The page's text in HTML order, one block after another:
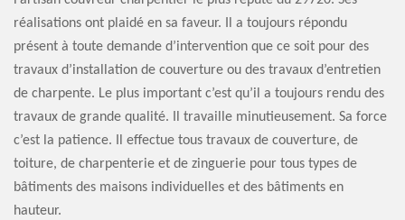
réalisations ont plaidé en sa faveur. Il a toujours répondu
présent à toute demande d’intervention que ce soit pour des
travaux d’installation de couverture ou des travaux d’entretien
de charpente. Le plus important c’est qu’il a toujours rendu des
travaux de grande qualité. Il travaille minutieusement. Sa force
c’est la patience. Il effectue tous travaux de couverture, de
toiture, de charpenterie et de zinguerie pour tous types de
bâtiments des maisons individuelles et des bâtiments en
hauteur.